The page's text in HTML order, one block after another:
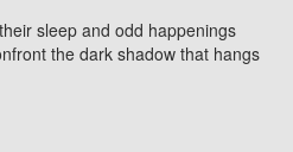
sleep and odd happenings
the dark shadow that hangs